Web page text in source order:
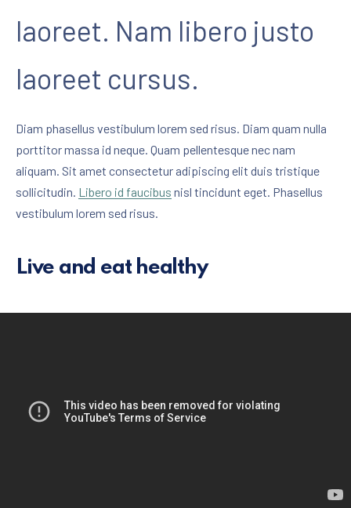
laoreet. Nam libero justo
laoreet cursus.
Diam phasellus vestibulum lorem sed risus. Diam quam nulla
porttitor massa id neque. Quam pellentesque nec nam
aliquam. Sit amet consectetur adipiscing elit duis tristique
sollicitudin. Libero id faucibus nisl tincidunt eget. Phasellus
vestibulum lorem sed risus.
Live and eat healthy